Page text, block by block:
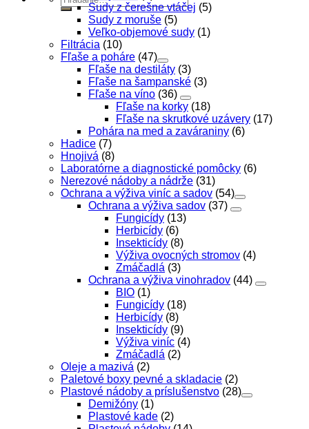
Sudy z čerešne vtáčej (5)
Sudy z moruše (5)
Veľko-objemové sudy (1)
Filtrácia (10)
Fľaše a poháre (47)
Fľaše na destiláty (3)
Fľaše na šampanské (3)
Fľaše na víno (36)
Fľaše na korky (18)
Fľaše na skrutkové uzávery (17)
Pohára na med a zaváraniny (6)
Hadice (7)
Hnojivá (8)
Laboratórne a diagnostické pomôcky (6)
Nerezové nádoby a nádrže (31)
Ochrana a výživa viníc a sadov (54)
Ochrana a výživa sadov (37)
Fungicídy (13)
Herbicídy (6)
Insekticídy (8)
Výživa ovocných stromov (4)
Zmáčadlá (3)
Ochrana a výživa vinohradov (44)
BIO (1)
Fungicídy (18)
Herbicídy (8)
Insekticídy (9)
Výživa viníc (4)
Zmáčadlá (2)
Oleje a mazivá (2)
Paletové boxy pevné a skladacie (2)
Plastové nádoby a príslušenstvo (28)
Demižóny (1)
Plastové kade (2)